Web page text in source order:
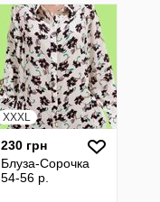
XXXL
230 грн
Блуза-Сорочка
54-56 р.